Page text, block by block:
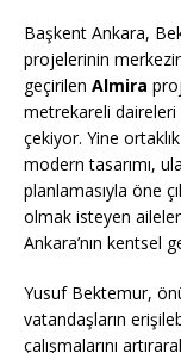
Başkent Ankara,
projelerinin
geçirilen Almira
metrekareli daireleri
çekiyor. Yine
modern tasarımı,
planlamasıyla öne
olmak isteyen
Ankara’nın kentsel
Yusuf Bektemur,
vatandaşların
çalışmalarını